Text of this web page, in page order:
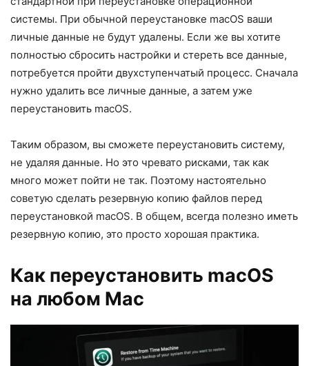
системы. При обычной переустановке macOS ваши
личные данные не будут удалены. Если же вы хотите
полностью сбросить настройки и стереть все данные,
потребуется пройти двухступенчатый процесс. Сначала
нужно удалить все личные данные, а затем уже
переустановить macOS.
Таким образом, вы сможете переустановить систему,
не удаляя данные. Но это чревато рисками, так как
много может пойти не так. Поэтому настоятельно
советую сделать резервную копию файлов перед
переустановкой macOS. В общем, всегда полезно иметь
резервную копию, это просто хорошая практика.
Как переустановить macOS
на любом Mac